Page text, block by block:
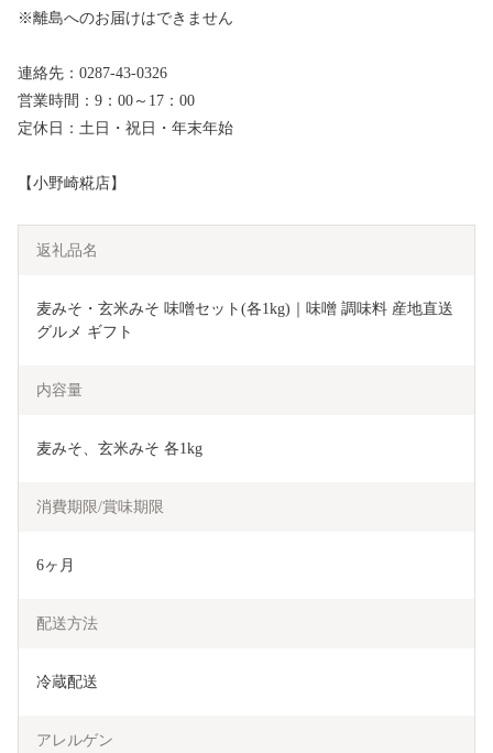
※離島へのお届けはできません
連絡先：0287-43-0326
営業時間：9：00～17：00
定休日：土日・祝日・年末年始
【小野崎糀店】
返礼品名
麦みそ・玄米みそ 味噌セット(各1kg)｜味噌 調味料 産地直送
グルメ ギフト
内容量
麦みそ、玄米みそ 各1kg
消費期限/賞味期限
6ヶ月
配送方法
冷蔵配送
アレルゲン